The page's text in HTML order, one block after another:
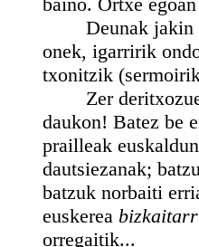
Deunak jakin
onek, igarririk
txonitzik
Zer deritxozue
daukon! Batez be
prailleak
dautsiezanak;
batzuk norbaiti
euskerea
orregaitik...